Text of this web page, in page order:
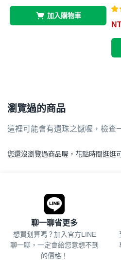
加入購物車
瀏覽過的商品
這裡可能會有遺珠之憾喔，檢查
您還沒瀏覽過商品喔，花點時間逛逛
聊一聊省更多
想買划算嗎？加入官方LINE
聊一聊，一定會給您意想不到
的價格！